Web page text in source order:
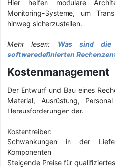
Hier helfen modulare
Monitoring-Systeme, um
hinweg sicherzustellen.
Mehr lesen: Was sind die
softwaredefinierten
Kostenmanagement
Der Entwurf und Bau eines
Material, Ausrüstung,
Herausforderungen dar.
Kostentreiber:
Schwankungen in der
Komponenten
Steigende Preise für